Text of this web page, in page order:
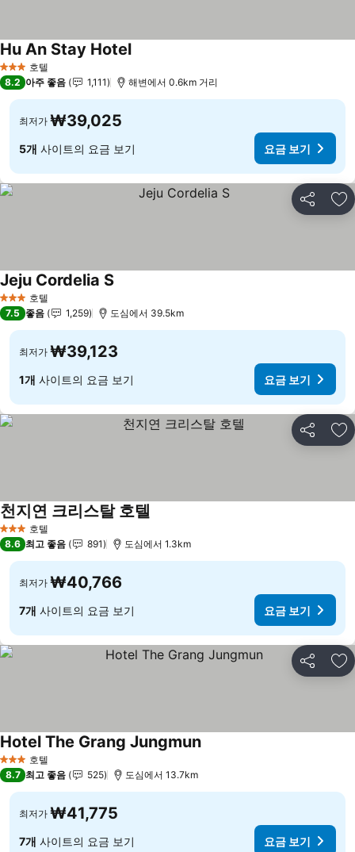
3 성급 호텔
Hu An Stay Hotel
8.2 아주 좋음 1,111 해변에서 0.6km 거리
최저가 ₩39,025
5개 사이트의 요금 보기 요금 보기
공유 즐
3 성급 호텔
Jeju Cordelia S
7.5 좋음 1,259 도심에서 39.5km
최저가 ₩39,123
1개 사이트의 요금 보기 요금 보기
공유 즐
3 성급 호텔
천지연 크리스탈 호텔
8.6 최고 좋음 891 도심에서 1.3km
최저가 ₩40,766
7개 사이트의 요금 보기 요금 보기
공유 즐
3 성급 호텔
Hotel The Grang Jungmun
8.7 최고 좋음 525 도심에서 13.7km
최저가 ₩41,775
7개 사이트의 요금 보기 요금 보기